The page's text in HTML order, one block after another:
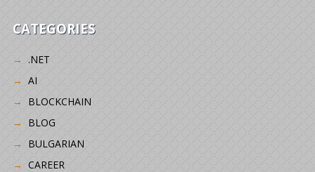
CATEGORIES
.NET
AI
BLOCKCHAIN
BLOG
BULGARIAN
CAREER